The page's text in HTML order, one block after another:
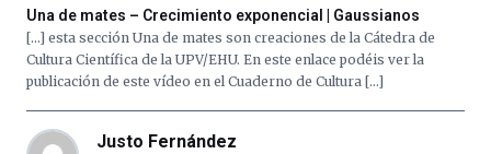
Una de mates – Crecimiento exponencial | Gaussianos
[…] esta sección Una de mates son creaciones de la Cátedra de
Cultura Científica de la UPV/EHU. En este enlace podéis ver la
publicación de este vídeo en el Cuaderno de Cultura […]
Justo Fernández